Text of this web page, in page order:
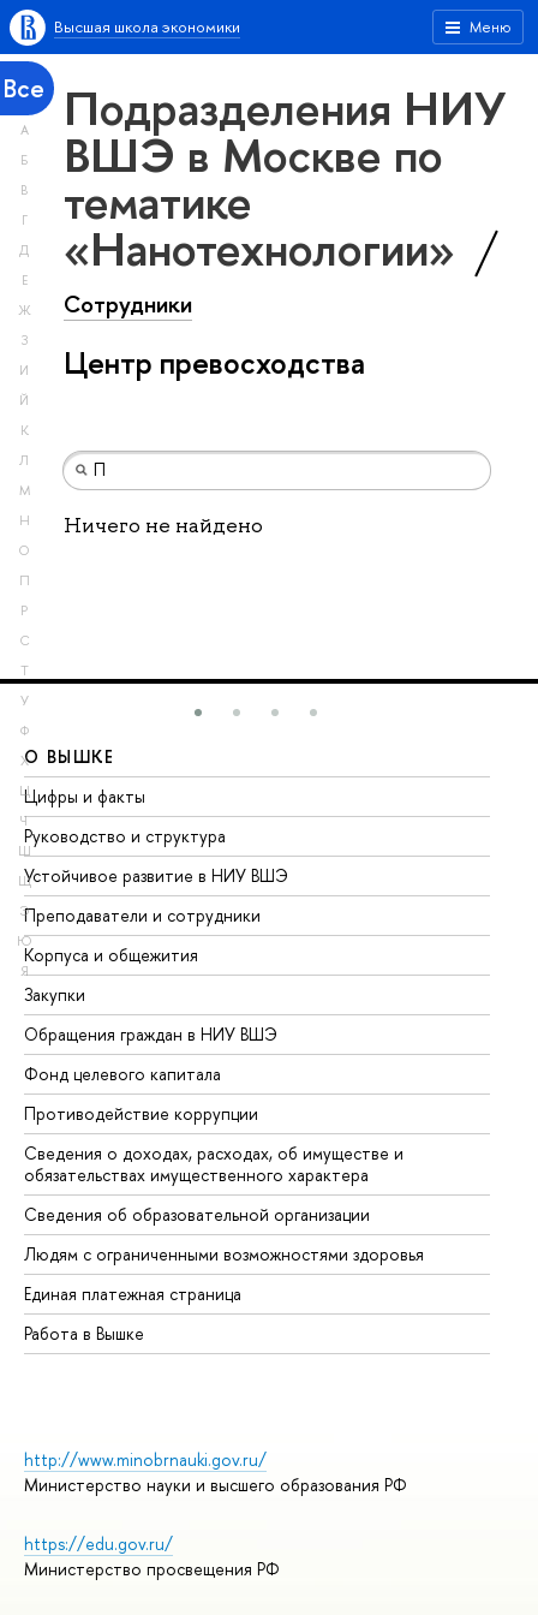
Меню
Высшая школа экономики
Все
А
Б
В
Г
Д
Е
Ж
З
И
Й
К
Л
М
Н
О
П
Р
С
Т
У
Ф
Х
Ц
Ч
Ш
Щ
Э
Ю
Я
Подразделения НИУ
ВШЭ в Москве по
тематике
«Нанотехнологии»
Сотрудники
Центр превосходства
Ничего не найдено
О ВЫШКЕ
Цифры и факты
Руководство и структура
Устойчивое развитие в НИУ ВШЭ
Преподаватели и сотрудники
Корпуса и общежития
Закупки
Обращения граждан в НИУ ВШЭ
Фонд целевого капитала
Противодействие коррупции
Сведения о доходах, расходах, об имуществе и
обязательствах имущественного характера
Сведения об образовательной организации
Людям с ограниченными возможностями здоровья
Единая платежная страница
Работа в Вышке
http://www.minobrnauki.gov.ru/
Министерство науки и высшего образования РФ
https://edu.gov.ru/
Министерство просвещения РФ